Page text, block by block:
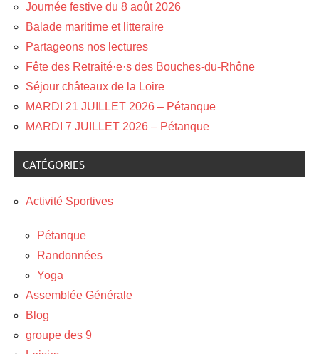
Journée festive du 8 août 2026
Balade maritime et litteraire
Partageons nos lectures
Fête des Retraité·e·s des Bouches-du-Rhône
Séjour châteaux de la Loire
MARDI 21 JUILLET 2026 – Pétanque
MARDI 7 JUILLET 2026 – Pétanque
CATÉGORIES
Activité Sportives
Pétanque
Randonnées
Yoga
Assemblée Générale
Blog
groupe des 9